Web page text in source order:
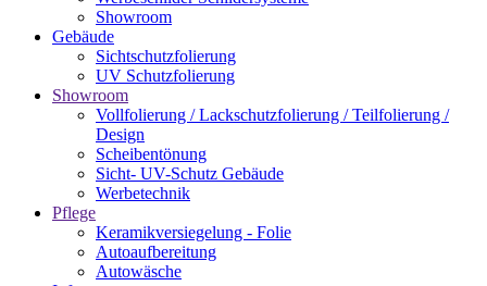
Showroom
Gebäude
Sichtschutzfolierung
UV Schutzfolierung
Showroom
Vollfolierung / Lackschutzfolierung / Teilfolierung /
Design
Scheibentönung
Sicht- UV-Schutz Gebäude
Werbetechnik
Pflege
Keramikversiegelung - Folie
Autoaufbereitung
Autowäsche